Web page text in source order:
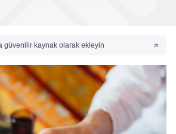
güvenilir kaynak olarak ekleyin